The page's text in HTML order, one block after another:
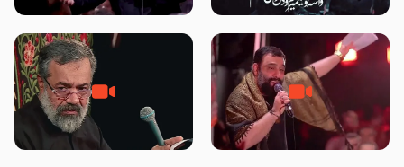
سرخی
إِلَینا» – عزاداری شب هفتم ماه
جانا جانا ابی عبدالله – کربلایی جواد
مقدم – شب هشتم محرم 1448 –
مادر منم مثل تو خمیدم – حاج
محمود کریمی – شهادت حضرت